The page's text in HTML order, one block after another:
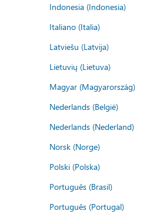
Indonesia (Indonesia)
Italiano (Italia)
Latviešu (Latvija)
Lietuvių (Lietuva)
Magyar (Magyarország)
Nederlands (België)
Nederlands (Nederland)
Norsk (Norge)
Polski (Polska)
Português (Brasil)
Português (Portugal)